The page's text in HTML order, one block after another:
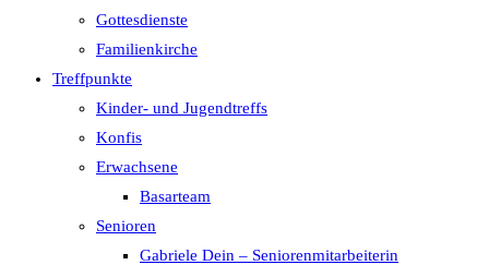
Gottesdienste
Familienkirche
Treffpunkte
Kinder- und Jugendtreffs
Konfis
Erwachsene
Basarteam
Senioren
Gabriele Dein – Seniorenmitarbeiterin